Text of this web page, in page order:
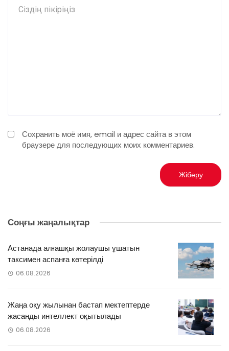
Сохранить моё имя, email и адрес сайта в этом
браузере для последующих моих комментариев.
Соңғы жаңалықтар
Астанада алғашқы жолаушы ұшатын
таксимен аспанға көтерілді
06.08.2026
Жаңа оқу жылынан бастап мектептерде
жасанды интеллект оқытылады
06.08.2026